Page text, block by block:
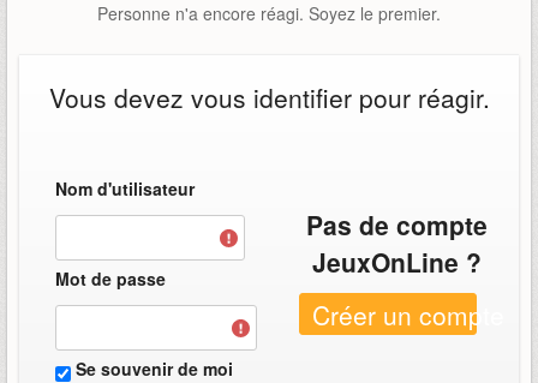
Personne n'a encore réagi. Soyez le premier.
Vous devez vous identifier pour réagir.
Nom d'utilisateur
Mot de passe
Se souvenir de moi
Pas de compte
JeuxOnLine ?
Créer un compte